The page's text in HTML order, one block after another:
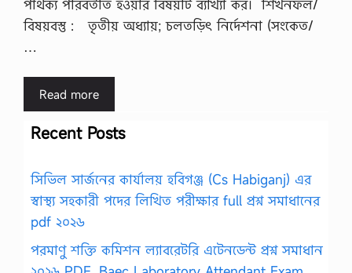
পার্থক্য পরিবর্তীত হওয়ার বিষয়টি ব্যাখ্যা কর। শিখনফল/
বিষয়বস্তু : তৃতীয় অধ্যায়; চলতড়িৎ নির্দেশনা (সংকেত/
…
Read more
Recent Posts
সিভিল সার্জনের কার্যালয় হবিগঞ্জ (Cs Habiganj) এর
স্বাস্থ্য সহকারী পদের লিখিত পরীক্ষার full প্রশ্ন সমাধানের
pdf ২০২৬
পরমাণু শক্তি কমিশন ল্যাবরেটরি এটেনডেন্ট প্রশ্ন সমাধান